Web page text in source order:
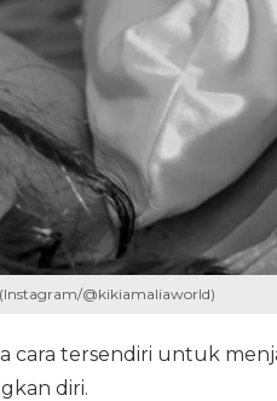
@kikiamaliaworld)
cara tersendiri untuk
diri.